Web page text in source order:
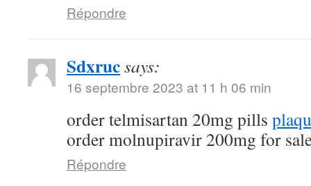
Répondre
Sdxrucsays:
16 septembre 2023 at 11 h 06 min
order telmisartan 20mg pills
order molnupiravir 200mg for
Répondre